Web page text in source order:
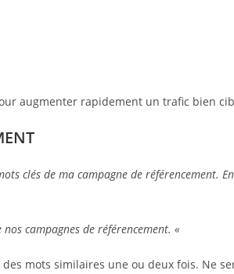
augmenter rapidement un trafic bien
clés de ma campagne de
campagnes de référencement. «
mots similaires une ou deux fois. Ne